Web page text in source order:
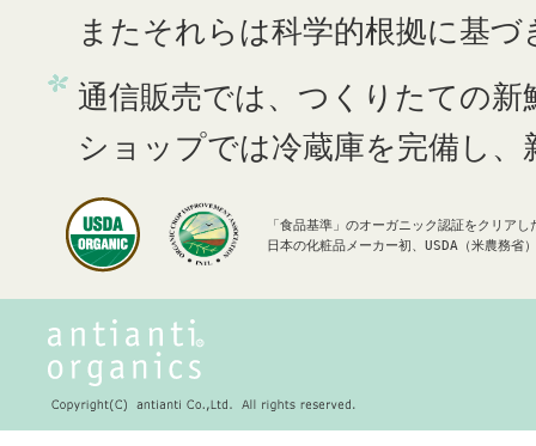
またそれらは科学的根拠に基
通信販売では、つくりたての
ショップでは冷蔵庫を完備し
「食品基準」のオーガニック認証をクリア
日本の化粧品メーカー初、USDA（米農務省